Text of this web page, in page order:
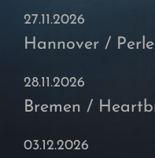
27.11.2026
Hannover /
28.11.2026
Bremen /
03.12.2026